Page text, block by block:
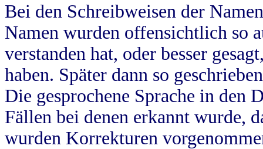
Bei den Schreibweisen der
Namen wurden offensichtlich so
verstanden hat, oder besser
haben. Später dann so
Die gesprochene Sprache in
Fällen bei denen erkannt wurde,
wurden Korrekturen